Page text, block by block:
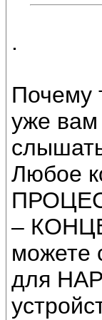
.
Почему
уже
Любое
–
можете
для